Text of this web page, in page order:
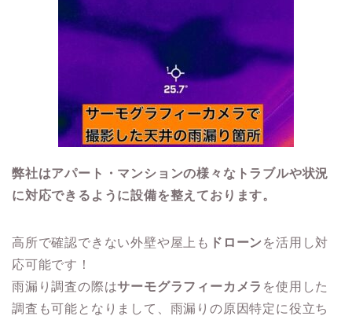
弊社はアパート・マンションの様々なトラブルや状況
に対応できるように設備を整えております。
高所で確認できない外壁や屋上も ドローン を活用し対
応可能です！
雨漏り調査の際はサーモグラフィーカメラ を使用した
調査も可能となりまして、雨漏りの原因特定に役立ち